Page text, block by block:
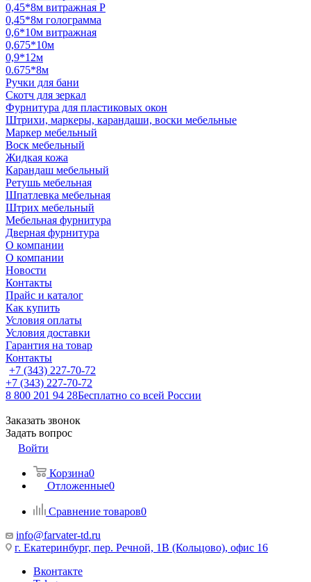
0,45*8м витражная Р
0,45*8м голограмма
0,6*10м витражная
0,675*10м
0,9*12м
0.675*8м
Ручки для бани
Скотч для зеркал
Фурнитура для пластиковых окон
Штрихи, маркеры, карандаши, воски мебельные
Маркер мебельный
Воск мебельный
Жидкая кожа
Карандаш мебельный
Ретушь мебельная
Шпатлевка мебельная
Штрих мебельный
Мебельная фурнитура
Дверная фурнитура
О компании
О компании
Новости
Контакты
Прайс и каталог
Как купить
Условия оплаты
Условия доставки
Гарантия на товар
Контакты
+7 (343) 227-70-72
+7 (343) 227-70-72
8 800 201 94 28Бесплатно со всей России
Заказать звонок
Задать вопрос
Войти
Корзина0
Отложенные0
Сравнение товаров0
info@farvater-td.ru
г. Екатеринбург, пер. Речной, 1В (Кольцово), офис 16
Вконтакте